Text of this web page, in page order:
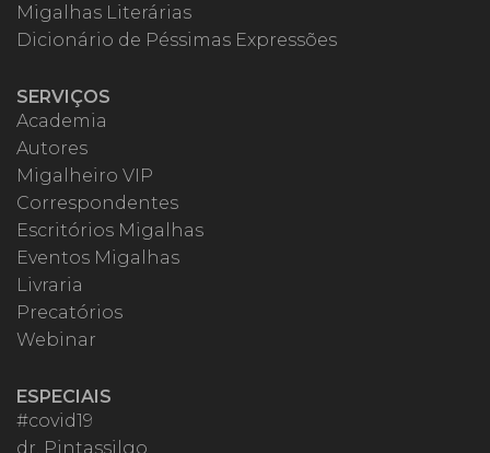
Migalhas Literárias
Dicionário de Péssimas Expressões
SERVIÇOS
Academia
Autores
Migalheiro VIP
Correspondentes
Escritórios Migalhas
Eventos Migalhas
Livraria
Precatórios
Webinar
ESPECIAIS
#covid19
dr. Pintassilgo